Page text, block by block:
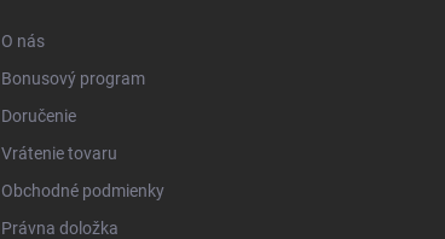
O nás
Bonusový program
Doručenie
Vrátenie tovaru
Obchodné podmienky
Právna doložka